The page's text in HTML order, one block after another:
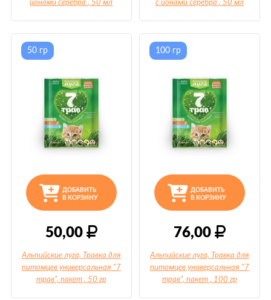
ионами серебра , 50 мл
с ионами серебра , 50 мл
ДОБАВИТЬ
В КОРЗИНУ
50,00
50 гр
Альпийские луга, Травка для
питомцев универсальная "7
трав", пакет , 50 гр
ДОБАВИТЬ
В КОРЗИНУ
76,00
100 гр
Альпийские луга, Травка для
питомцев универсальная "7
трав", пакет , 100 гр